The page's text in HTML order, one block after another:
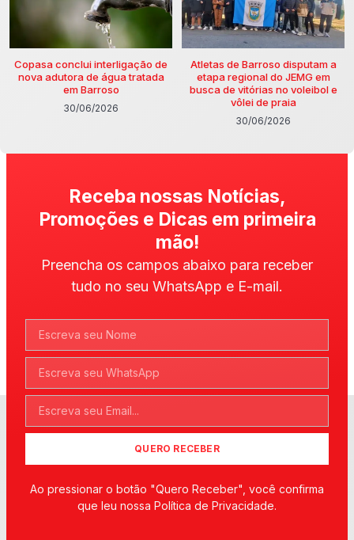
Copasa conclui interligação de
nova adutora de água tratada
em Barroso
30/06/2026
Atletas de Barroso disputam a
etapa regional do JEMG em
busca de vitórias no voleibol e
vôlei de praia
30/06/2026
Receba nossas Notícias,
Promoções e Dicas em primeira
mão!
Preencha os campos abaixo para receber
tudo no seu WhatsApp e E-mail.
QUERO RECEBER
Ao pressionar o botão "Quero Receber", você confirma
que leu nossa Política de Privacidade.